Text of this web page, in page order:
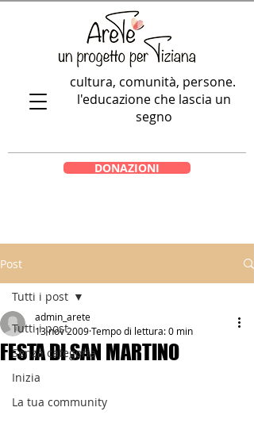
cultura, comunità, persone.
l'educazione che lascia un
segno
DONAZIONI
Post
Tutti i post
Senza categoria
Inizia
La tua community
Tutti i post
FESTA DI SAN MARTINO
admin_arete
13 nov 2009Tempo di lettura: 0 min